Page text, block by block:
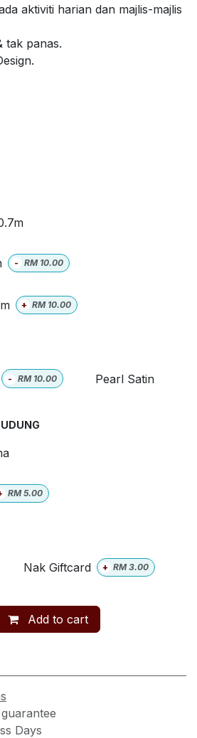
aktiviti harian dan majlis-majlis
tak panas.
- RM 10.00
+ RM 10.00
- RM 10.00 Pearl Satin
RM5.00
Nak Giftcard + RM3.00
Add to cart
Days